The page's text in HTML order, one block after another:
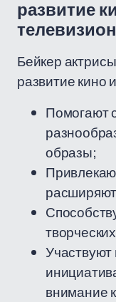
развитие
Бейкер
развитие кино
Помогают
образы;
Участвуют
внимание